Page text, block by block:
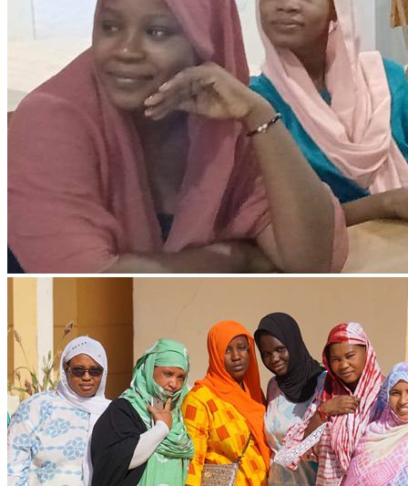
Ressources & Publications
Téléchargez nos dernières